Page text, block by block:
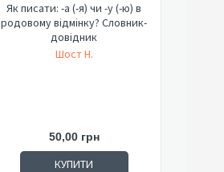
Як писати: -а (-я) чи -у (-ю) в
родовому відмінку? Словник-
довідник
Шост Н.
50,00 грн
КУПИТИ